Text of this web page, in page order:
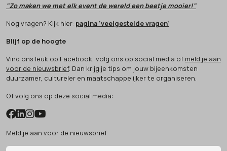
"Zo maken we met elk event de wereld een beetje mooier!"
Nog vragen? Kijk hier: pagina 'veelgestelde vragen'
Blijf op de hoogte
Vind ons leuk op Facebook, volg ons op social media of meld je aan
voor de nieuwsbrief. Dan krijg je tips om jouw bijeenkomsten
duurzamer, cultureler en maatschappelijker te organiseren.
Of volg ons op deze social media:
Meld je aan voor de nieuwsbrief